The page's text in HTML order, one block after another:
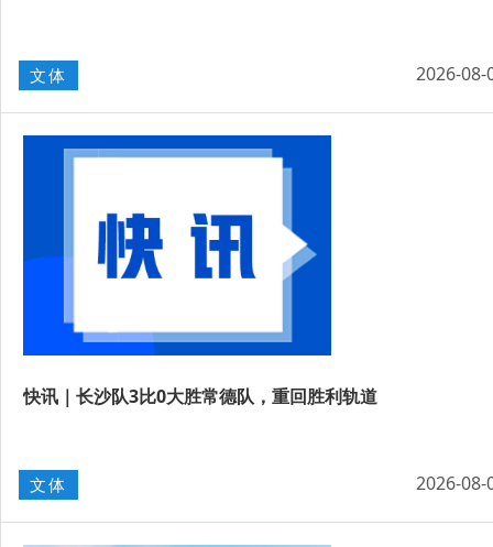
文体 2026-08-
快讯｜长沙队3比0大胜常德队，重回胜利轨道
文体 2026-08-